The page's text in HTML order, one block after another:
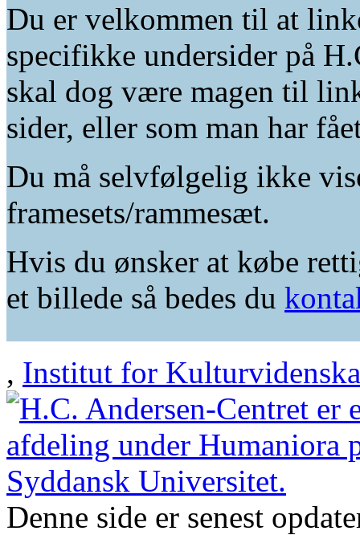
Du er velkommen til at
specifikke undersider på
skal dog være magen til
sider, eller som man har
Du må selvfølgelig ikke
framesets/rammesæt.
Hvis du ønsker at købe
et billede så bedes du
, Institut for
Denne side er senest